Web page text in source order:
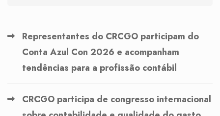
Representantes do CRCGO participam do
Conta Azul Con 2026 e acompanham
tendências para a profissão contábil
CRCGO participa de congresso internacional